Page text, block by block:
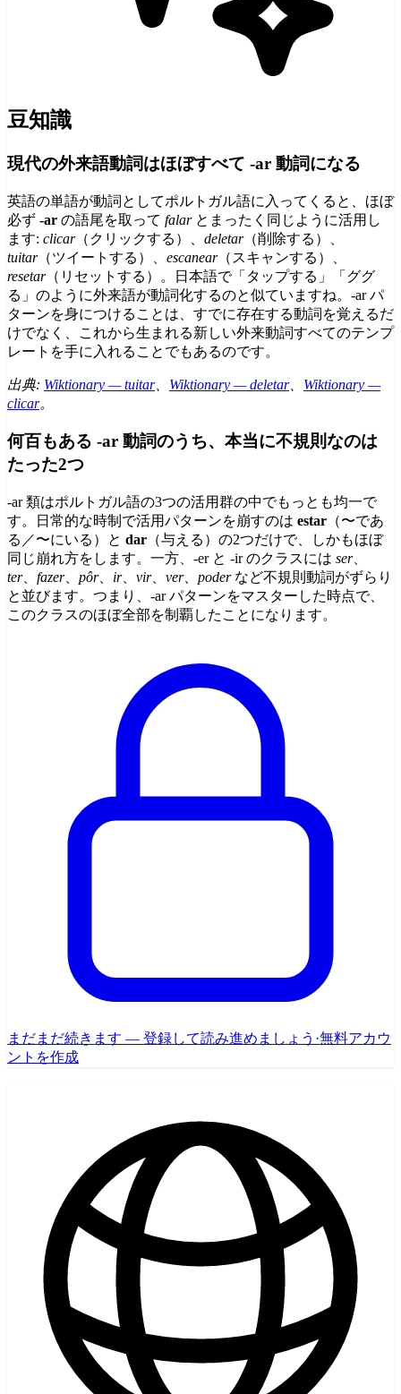
豆知識
現代の外来語動詞はほぼすべて -ar 動詞になる
英語の単語が動詞としてポルトガル語に入ってくると、ほぼ
必ず -ar の語尾を取って falarとまったく同じように活用し
ます: clicar（クリックする）、 deletar（削除する）、
tuitar（ツイートする）、 escanear（スキャンする）、
resetar（リセットする）。日本語で「タップする」「ググ
る」のように外来語が動詞化するのと似ていますね。-ar パ
ターンを身につけることは、すでに存在する動詞を覚えるだ
けでなく、これから生まれる新しい外来動詞すべてのテンプ
レートを手に入れることでもあるのです。
出典: Wiktionary — tuitar、 Wiktionary — deletar、 Wiktionary —
clicar。
何百もある -ar 動詞のうち、本当に不規則なのは
たった2つ
-ar 類はポルトガル語の3つの活用群の中でもっとも均一で
す。日常的な時制で活用パターンを崩すのは estar （〜であ
る／〜にいる）と dar （与える）の2つだけで、しかもほぼ
同じ崩れ方をします。一方、-er と -ir のクラスには ser、
ter、 fazer、 pôr、 ir、 vir、 ver、 poderなど不規則動詞がずらり
と並びます。つまり、-ar パターンをマスターした時点で、
このクラスのほぼ全部を制覇したことになります。
まだまだ続きます — 登録して読み進めましょう ·無料アカウ
ントを作成